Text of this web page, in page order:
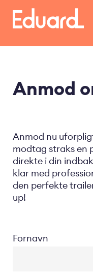
hovedindhold
Anmod
Anmod nu
modtag straks en
direkte i din
klar med
den perfekte
up!
Fornavn